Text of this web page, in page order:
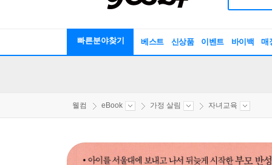
빠른분야찾기 베스트 신상품 이벤트 바이백 매
웰컴 eBook 가정 살림 자녀교육